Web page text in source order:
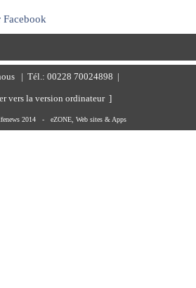
Facebook
| Tél.: 00228 70024898 |
vers la version ordinateur ]
2014 - eZONE, Web sites & Apps